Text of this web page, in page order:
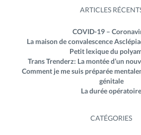
ARTICLES
COVID-19 –
La maison de convalescence
Petit lexique du
Trans Trenderz: La montée d’un
Comment je me suis préparée
génitale
La durée opératoire
CATÉGORIES